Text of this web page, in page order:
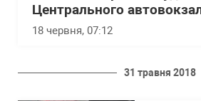
Центрального
18 червня, 07:12
31 травня 2018